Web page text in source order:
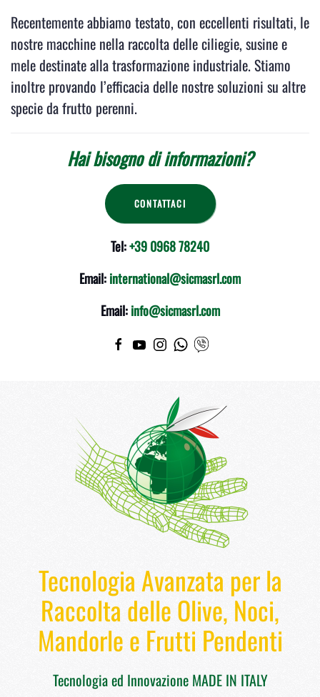
Recentemente abbiamo testato, con eccellenti risultati, le
nostre macchine nella raccolta delle ciliegie, susine e
mele destinate alla trasformazione industriale. Stiamo
inoltre provando l’efficacia delle nostre soluzioni su altre
specie da frutto perenni.
Hai bisogno di informazioni?
CONTATTACI
Tel:+39 0968 78240
Email:international@sicmasrl.com
Email:info@sicmasrl.com
Tecnologia Avanzata per la
Raccolta delle Olive, Noci,
Mandorle e Frutti Pendenti
Tecnologia ed Innovazione MADE IN ITALY